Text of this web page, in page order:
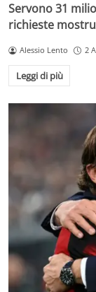
Servono 31
richieste
Alessio Lento 2
Leggi di più